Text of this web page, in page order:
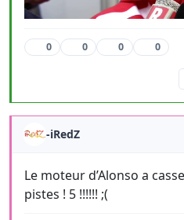
0 0 0 0
-iRedZ
Le moteur d’Alonso a
pistes ! 5 !!!!!! ;(